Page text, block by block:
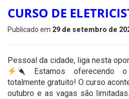
CURSO DE
Publicado em 29 de setembro de
Pessoal da cidade, liga nesta
Estamos oferecendo
totalmente gratuito! O curso
outubro e as vagas são